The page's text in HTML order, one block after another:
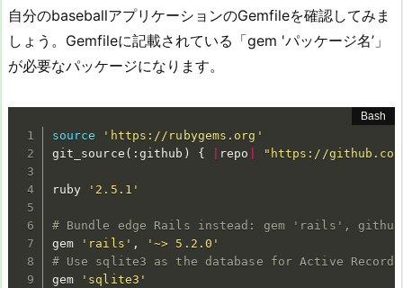
自分のbaseballアプリケーションのGemfileを確認してみま
しょう。Gemfileに記載されている「gem 'パッケージ名’」
が必要なパッケージになります。
source
'https://rubygems.org'
git_source ( :github ) { repo "https://
ruby '2.5.1'
# Bundle edge Rails instead: gem 'rails',
gem
'rails' ,
'~> 5.2.0'
# Use sqlite3 as the database for Active Record
gem
'sqlite3'